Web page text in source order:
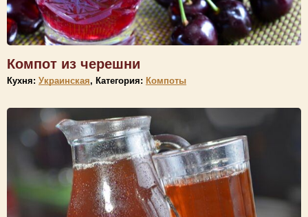
Компот из черешни
Кухня: Украинская, Категория: Компоты